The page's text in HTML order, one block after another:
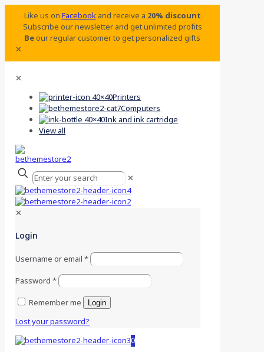
Like us onFacebookand receive a 20% discount
Subscribe our newsletter and get unlimited profits
Beour regular customer to get personalized gifts
✕
✕
Printers
Computers
Ink and ink cartridge
View all
✕
✕
Login
Username or email*
Password*
Remember me
Login
Lost your password?
0